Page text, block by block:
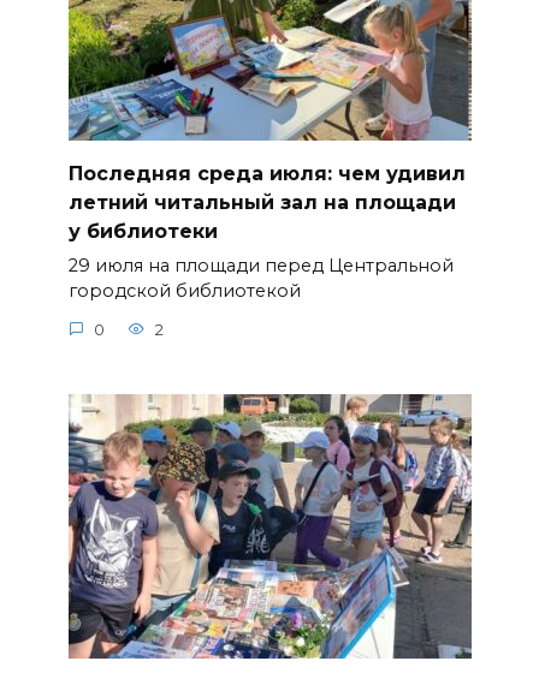
Последняя среда июля: чем удивил
летний читальный зал на площади
у библиотеки
29 июля на площади перед Центральной
городской библиотекой
0 2